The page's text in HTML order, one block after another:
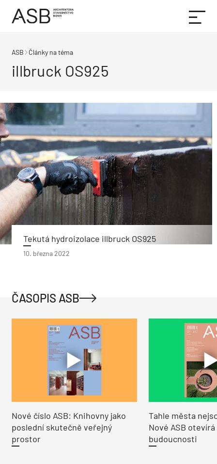
ASB Články na téma
illbruck OS925
Tekutá hydroizolace illbruck OS925
10. března 2022
ČASOPIS ASB
Nové číslo ASB: Knihovny jako
poslední skutečně veřejný
prostor
Tahle města
Nové ASB
budoucnosti